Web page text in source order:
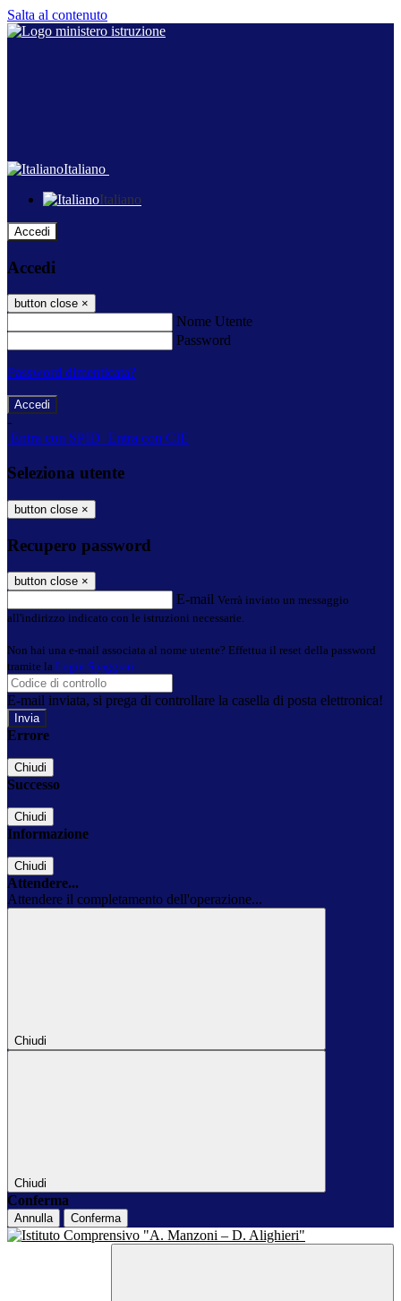
Salta al contenuto
Italiano
Italiano
Accedi
Accedi
button close ×
Nome Utente
Password
Password dimenticata?
-
Entra con SPID Entra con CIE
Seleziona utente
button close ×
Recupero password
button close ×
E-mail Verrà inviato un messaggio
all'indirizzo indicato con le istruzioni necessarie.
Non hai una e-mail associata al nome utente? Effettua il reset della password
tramite la Login Spaggiari
E-mail inviata, si prega di controllare la casella di posta elettronica!
Errore
Chiudi
Successo
Chiudi
Informazione
Chiudi
Attendere...
Attendere il completamento dell'operazione...
Chiudi
Chiudi
Conferma
Annulla Conferma